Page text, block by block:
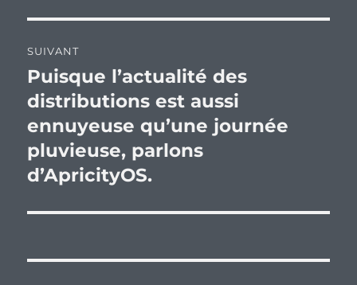
SUIVANT
Publication
suivante :
Puisque l’actualité des
distributions est aussi
ennuyeuse qu’une journée
pluvieuse, parlons
d’ApricityOS.